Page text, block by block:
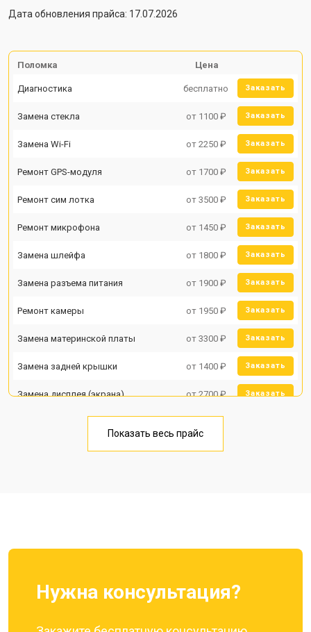
Дата обновления прайса: 17.07.2026
Поломка Цена
Диагностика бесплатно Заказать
Замена стекла от 1100 ₽ Заказать
Замена Wi-Fi от 2250 ₽ Заказать
Ремонт GPS-модуля от 1700 ₽ Заказать
Ремонт сим лотка от 3500 ₽ Заказать
Ремонт микрофона от 1450 ₽ Заказать
Замена шлейфа от 1800 ₽ Заказать
Замена разъема питания от 1900 ₽ Заказать
Ремонт камеры от 1950 ₽ Заказать
Замена материнской платы от 3300 ₽ Заказать
Замена задней крышки от 1400 ₽ Заказать
Замена дисплея (экрана) от 2700 ₽ Заказать
Замена кнопки включения от 1750 ₽
Показать весь прайс
Нужна консультация?